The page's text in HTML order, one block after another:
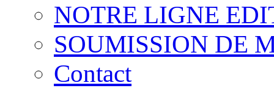
NOTRE LIGNE
SOUMISSION DE
Contact